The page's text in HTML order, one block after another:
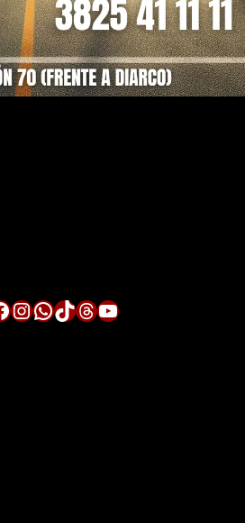
InstagramWhatsApp TikTok Threads YouTube